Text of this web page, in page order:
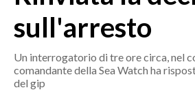
NUORO E PROVINCIA
OGLIASTRA
CRONACA
sull'arresto
Un interrogatorio di tre ore circa, nel
comandante della Sea Watch ha
del gip